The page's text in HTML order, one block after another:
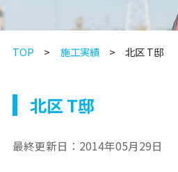
TOP 施工実績 北区 T邸
北区 T邸
最終更新日： 2014年05月29日